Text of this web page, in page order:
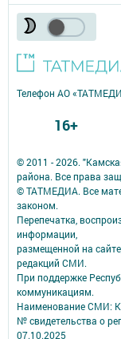
© 2011 - 2026.
района. Все права
© ТАТМЕДИА. Все
законом.
Перепечатка,
информации,
размещенной на
редакций СМИ.
При поддержке
коммуникациям.
Наименование СМИ:
№ свидетельства о
07.10.2025
Телефон АО
16+